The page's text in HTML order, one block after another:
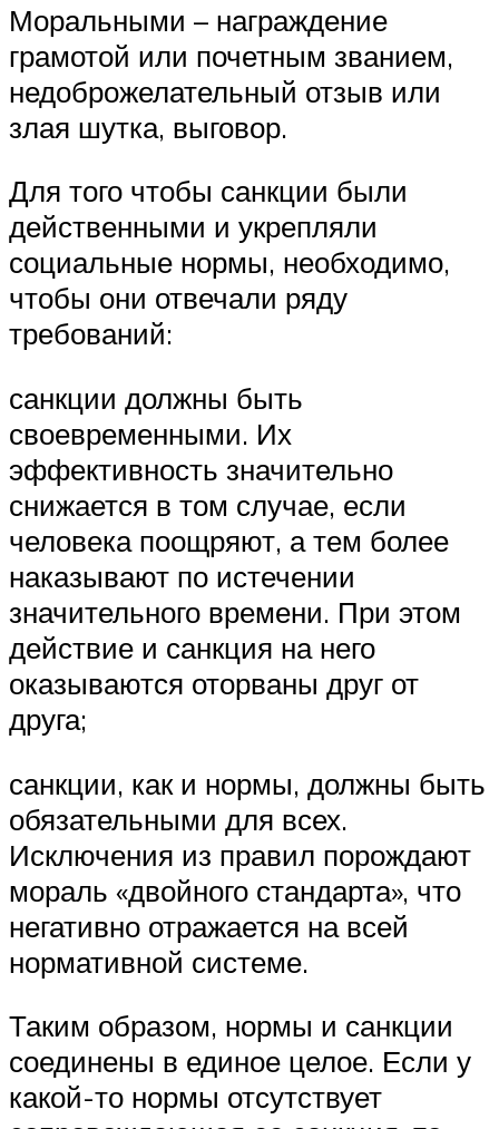
Моральными – награждение
грамотой или почетным званием,
недоброжелательный отзыв или
злая шутка, выговор.
Для того чтобы санкции были
действенными и укрепляли
социальные нормы, необходимо,
чтобы они отвечали ряду
требований:
санкции должны быть
своевременными. Их
эффективность значительно
снижается в том случае, если
человека поощряют, а тем более
наказывают по истечении
значительного времени. При этом
действие и санкция на него
оказываются оторваны друг от
друга;
санкции, как и нормы, должны быть
обязательными для всех.
Исключения из правил порождают
мораль «двойного стандарта», что
негативно отражается на всей
нормативной системе.
Таким образом, нормы и санкции
соединены в единое целое. Если у
какой-то нормы отсутствует